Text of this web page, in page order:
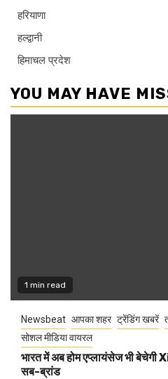
हरियाणा
हल्द्वानी
हिमाचल प्रदेश
YOU MAY HAVE
1 min read
Newsbeat आपका शहर ट्रेंडिंग खबरें
सोशल मीडिया वायरल
भारत में अब होम एप्लायंसेज भी
सब-ब्रांड